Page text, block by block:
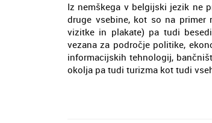
Iz nemškega v belgijski jezik ne
druge vsebine, kot so na primer
vizitke in plakate) pa tudi
vezana za področje politike,
informacijskih tehnologij,
okolja pa tudi turizma kot tudi